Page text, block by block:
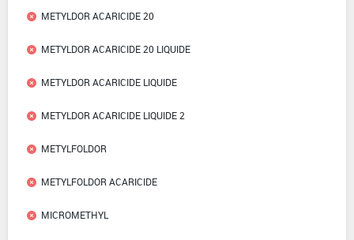
METYLDOR ACARICIDE 20
METYLDOR ACARICIDE 20 LIQUIDE
METYLDOR ACARICIDE LIQUIDE
METYLDOR ACARICIDE LIQUIDE 2
METYLFOLDOR
METYLFOLDOR ACARICIDE
MICROMETHYL